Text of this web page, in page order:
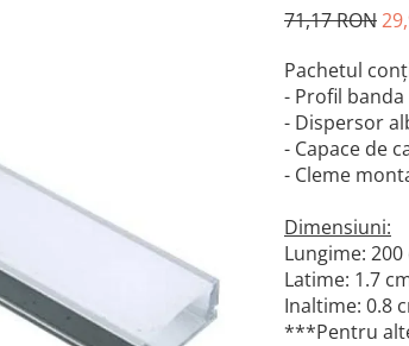
71,17 RON
Pachetul
- Profil
- Dispersor
- Capace de
- Cleme
Dimensiuni:
Lungime: 200
Latime: 1.7
Inaltime: 0.8
***Pentru